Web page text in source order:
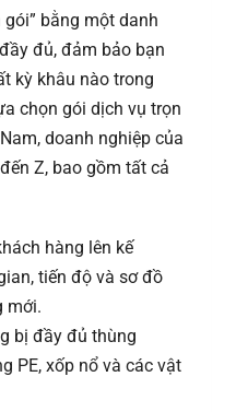
bằng một danh
đủ, đảm bảo bạn
kỳ khâu nào trong
chọn gói dịch vụ trọn
doanh nghiệp của
Z, bao gồm tất cả
hàng lên kế
tiến độ và sơ đồ
mới.
bị đầy đủ thùng
PE, xốp nổ và các vật